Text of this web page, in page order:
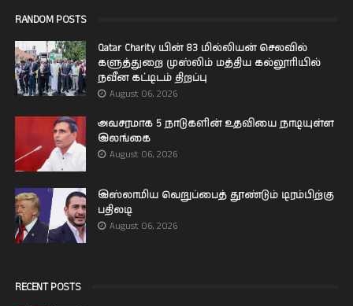
RANDOM POSTS
Qatar Charity யின் 83 மில்லியன் செலவில்
களுத்துறை முஸ்லிம் மத்திய கல்லூரியில்
நவீன கட்டிடம் திறப்பு
August 06, 2026
அவசரமாக 5 நாடுகளின் உதவியை நாடியுள்ள
இலங்கை
August 06, 2026
இஸ்லாமிய வெறுப்பைத் தூண்டும் டிரம்பிற்கு
பதிலடி
August 06, 2026
RECENT POSTS